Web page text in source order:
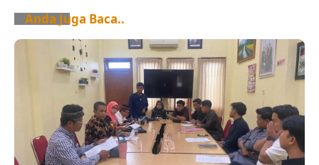
Anda Juga Baca..